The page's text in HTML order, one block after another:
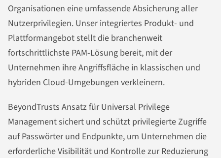
Organisationen eine umfassende Absicherung aller
Nutzerprivilegien. Unser integriertes Produkt- und
Plattformangebot stellt die branchenweit
fortschrittlichste PAM-Lösung bereit, mit der
Unternehmen ihre Angriffsfläche in klassischen und
hybriden Cloud-Umgebungen verkleinern.
BeyondTrusts Ansatz für Universal Privilege
Management sichert und schützt privilegierte Zugriffe
auf Passwörter und Endpunkte, um Unternehmen die
erforderliche Visibilität und Kontrolle zur Reduzierung